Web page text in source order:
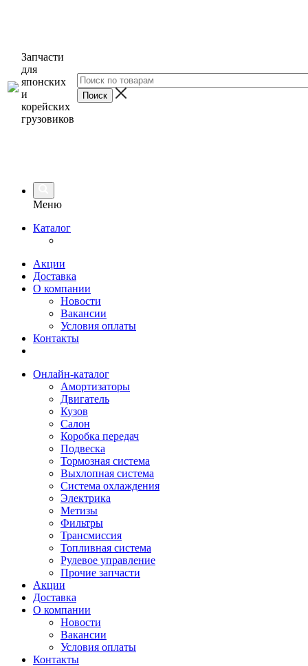
Запчасти
для
японских
и
корейских
грузовиков
Меню
Каталог
Акции
Доставка
О компании
Новости
Вакансии
Условия оплаты
Контакты
Онлайн-каталог
Амортизаторы
Двигатель
Кузов
Салон
Коробка передач
Подвеска
Тормозная система
Выхлопная система
Система охлаждения
Электрика
Метизы
Фильтры
Трансмиссия
Топливная система
Рулевое управление
Прочие запчасти
Акции
Доставка
О компании
Новости
Вакансии
Условия оплаты
Контакты